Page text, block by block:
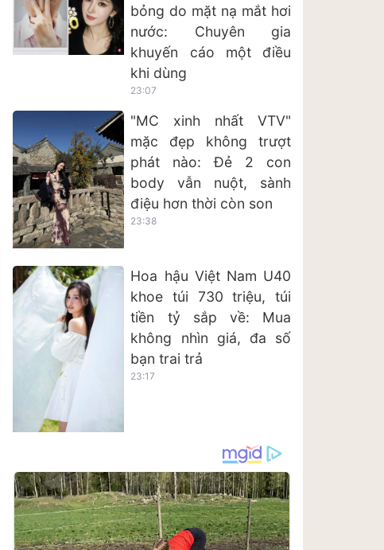
bỏng do mặt nạ mắt hơi
nước: Chuyên gia
khuyến cáo một điều
khi dùng
23:07
"MC xinh nhất VTV"
mặc đẹp không trượt
phát nào: Đẻ 2 con
body vẫn nuột, sành
điệu hơn thời còn son
23:38
Hoa hậu Việt Nam U40
khoe túi 730 triệu, túi
tiền tỷ sắp về: Mua
không nhìn giá, đa số
bạn trai trả
23:17